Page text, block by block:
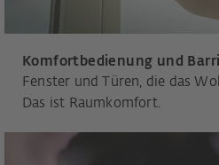
Komfortbedienung und
Fenster und Türen, die das
Das ist Raumkomfort.